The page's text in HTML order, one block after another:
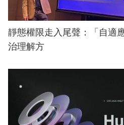
靜態權限走入尾聲：「自適
治理解方